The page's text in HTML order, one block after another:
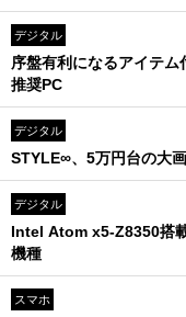
デジタル
序盤有利になるアイテム
推奨PC
デジタル
STYLE∞、5万円台の大
デジタル
Intel Atom x5-Z8350搭
機種
スマホ